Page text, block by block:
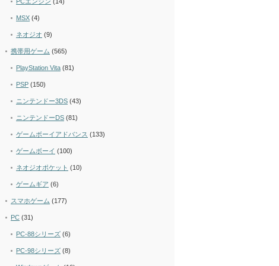
MSX (4)
ネオジオ (9)
携帯用ゲーム (565)
PlayStation Vita (81)
PSP (150)
ニンテンドー3DS (43)
ニンテンドーDS (81)
ゲームボーイアドバンス (133)
ゲームボーイ (100)
ネオジオポケット (10)
ゲームギア (6)
スマホゲーム (177)
PC (31)
PC-88シリーズ (6)
PC-98シリーズ (8)